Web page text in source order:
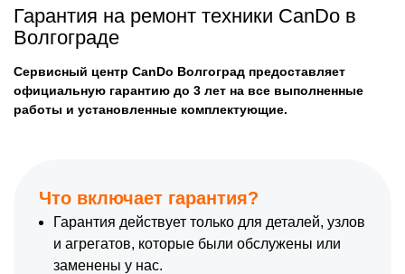
Гарантия на ремонт техники CanDo в
Волгограде
Сервисный центр CanDo Волгоград предоставляет
официальную гарантию до 3 лет на все выполненные
работы и установленные комплектующие.
Что включает гарантия?
Гарантия действует только для деталей, узлов
и агрегатов, которые были обслужены или
заменены у нас.